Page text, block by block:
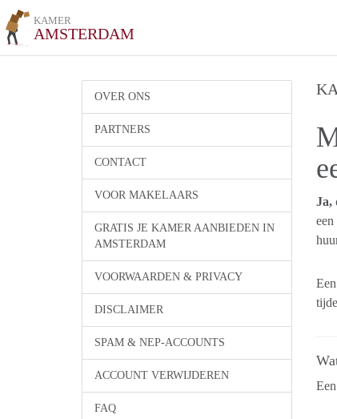
KAMER
AMSTERDAM
OVER ONS
PARTNERS
CONTACT
VOOR MAKELAARS
GRATIS JE KAMER AANBIEDEN IN
AMSTERDAM
VOORWAARDEN & PRIVACY
DISCLAIMER
SPAM & NEP-ACCOUNTS
ACCOUNT VERWIJDEREN
FAQ
Ja,